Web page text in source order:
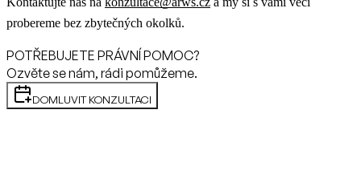
probereme bez zbytečných okolků.
POTŘEBUJETE PRÁVNÍ POMOC?
Ozvěte se nám, rádi pomůžeme.
DOMLUVIT KONZULTACI